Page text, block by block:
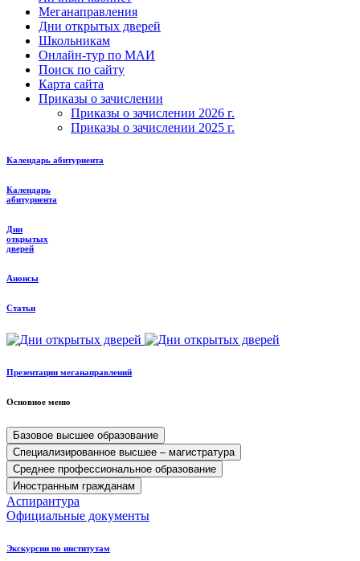
Меганаправления
Дни открытых дверей
Школьникам
Онлайн-тур по МАИ
Поиск по сайту
Карта сайта
Приказы о зачислении
Приказы о зачислении 2026 г.
Приказы о зачислении 2025 г.
Календарь абитуриента
Календарь
абитуриента
Дни
открытых
дверей
Анонсы
Статьи
Презентации меганаправлений
Основное меню
Базовое высшее образование
Специализированное высшее – магистратура
Среднее профессиональное образование
Иностранным гражданам
Аспирантура
Официальные документы
Экскурсии по институтам